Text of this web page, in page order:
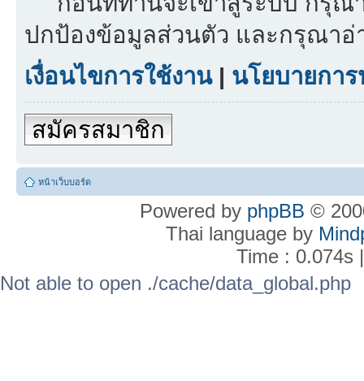
ปกป้องข้อมูลส่วนตัว และกรุณา
เงื่อนไขการใช้งาน| นโยบายกา
สมัครสมาชิก
หน้าเว็บบอร์ด
Powered by phpBB ©
Thai language by
Time : 0.074s
Not able to open ./cache/data_global.php